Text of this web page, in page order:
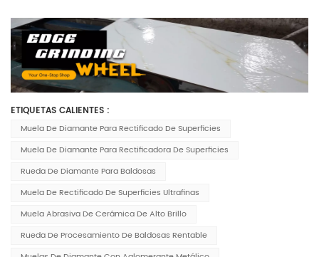
ETIQUETAS CALIENTES :
Muela De Diamante Para Rectificado De Superficies
Muela De Diamante Para Rectificadora De Superficies
Rueda De Diamante Para Baldosas
Muela De Rectificado De Superficies Ultrafinas
Muela Abrasiva De Cerámica De Alto Brillo
Rueda De Procesamiento De Baldosas Rentable